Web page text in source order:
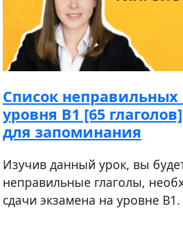
Список неправильных
уровня В1 [65
для запоминания
Изучив данный урок, вы
неправильные глаголы,
сдачи экзамена на уровне B1.